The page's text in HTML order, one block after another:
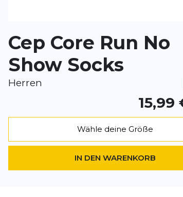
Dieses Formular ist durch reCAPTCHA geschützt – es
Google.
Cep Core Run No
Show Socks
Herren
15,99
Wähle deine Größe
IN DEN WARENKORB